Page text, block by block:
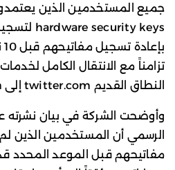
جميع المستخدمين الذين
تزامناً مع الانتقال الكامل
النطاق القديم twitter.com إلى x.com.
الرسمي أن المستخدمين الذين
مفاتيحهم قبل الموعد المحدد